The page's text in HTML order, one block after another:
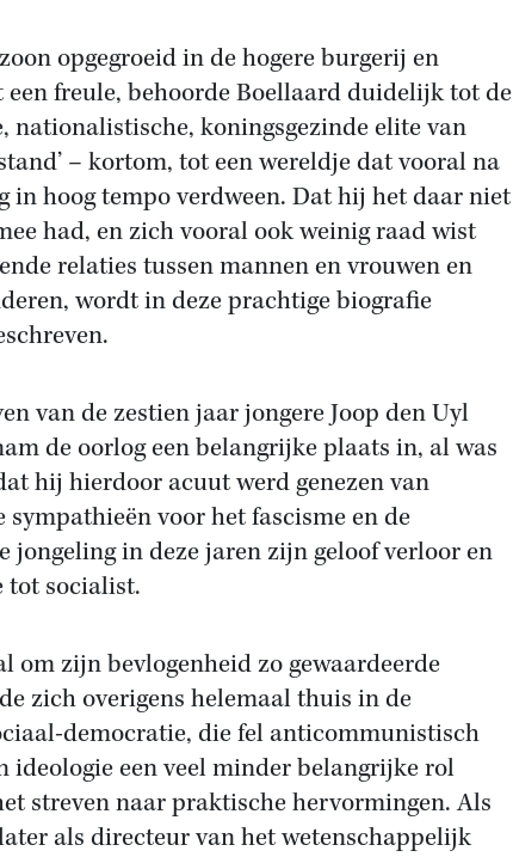
opgegroeid in de hogere burgerij en
een freule, behoorde Boellaard duidelijk tot de
nationalistische, koningsgezinde elite van
– kortom, tot een wereldje dat vooral na
in hoog tempo verdween. Dat hij het daar niet
had, en zich vooral ook weinig raad wist
relaties tussen mannen en vrouwen en
wordt in deze prachtige biografie
van de zestien jaar jongere Joop den Uyl
de oorlog een belangrijke plaats in, al was
hij hierdoor acuut werd genezen van
voor het fascisme en de
jongeling in deze jaren zijn geloof verloor en
tot socialist.
om zijn bevlogenheid zo gewaardeerde
zich overigens helemaal thuis in de
democratie, die fel anticommunistisch
ideologie een veel minder belangrijke rol
streven naar praktische hervormingen. Als
als directeur van het wetenschappelijk